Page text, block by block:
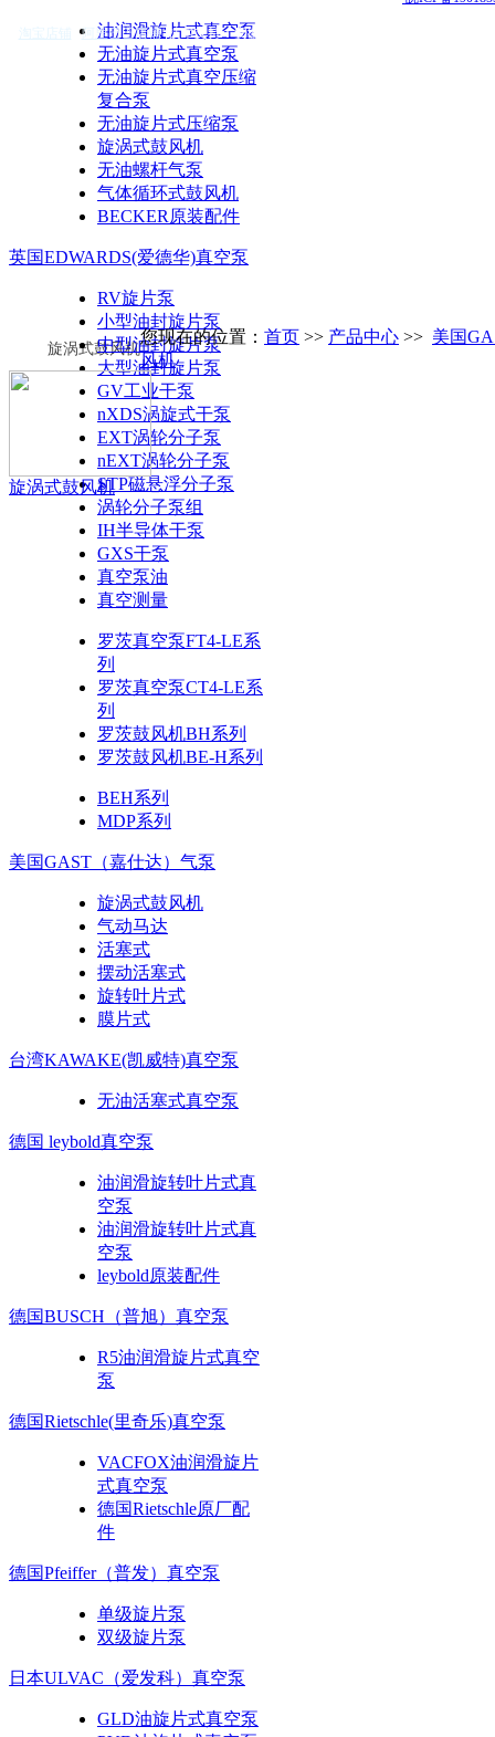
日本ULVAC（爱发科）真空泵
ZD（众德）真空泵
FIRST（富斯特)真空泵
真空系统
真空泵油
真空附件
真空泵配件
真空泵维修保养
油润滑旋片式真空泵
无油旋片式真空泵
无油旋片式真空压缩
复合泵
无油旋片式压缩泵
旋涡式鼓风机
无油螺杆气泵
气体循环式鼓风机
BECKER原装配件
英国EDWARDS(爱德华)真空泵
RV旋片泵
小型油封旋片泵
中型油封旋片泵
大型油封旋片泵
GV工业干泵
nXDS涡旋式干泵
EXT涡轮分子泵
nEXT涡轮分子泵
STP磁悬浮分子泵
涡轮分子泵组
IH半导体干泵
GXS干泵
真空泵油
真空测量
罗茨真空泵FT4-LE系
列
罗茨真空泵CT4-LE系
列
罗茨鼓风机BH系列
罗茨鼓风机BE-H系列
BEH系列
MDP系列
美国GAST（嘉仕达）气泵
旋涡式鼓风机
气动马达
活塞式
摆动活塞式
旋转叶片式
膜片式
台湾KAWAKE(凯威特)真空泵
无油活塞式真空泵
德国 leybold真空泵
油润滑旋转叶片式真
空泵
油润滑旋转叶片式真
空泵
leybold原装配件
德国BUSCH（普旭）真空泵
R5油润滑旋片式真空
泵
德国Rietschle(里奇乐)真空泵
VACFOX油润滑旋片
式真空泵
德国Rietschle原厂配
件
德国Pfeiffer（普发）真空泵
单级旋片泵
双级旋片泵
日本ULVAC（爱发科）真空泵
GLD油旋片式真空泵
旋涡式鼓风机
您现在的位置： 首页 >> 产品中心 >> 美国
风机
旋涡式鼓风机
阿里巴巴店铺 | 技术支持：安徽安搜